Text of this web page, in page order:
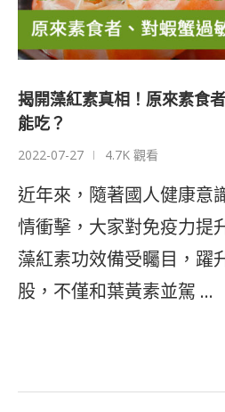
揭開藻紅素真相！原來素食
能吃？
2022-07-27 4.7K 觀看
近年來，隨著國人健康意
情衝擊，大家對免疫力提
藻紅素功效備受矚目，躍
股，不僅和葉黃素並駕 …